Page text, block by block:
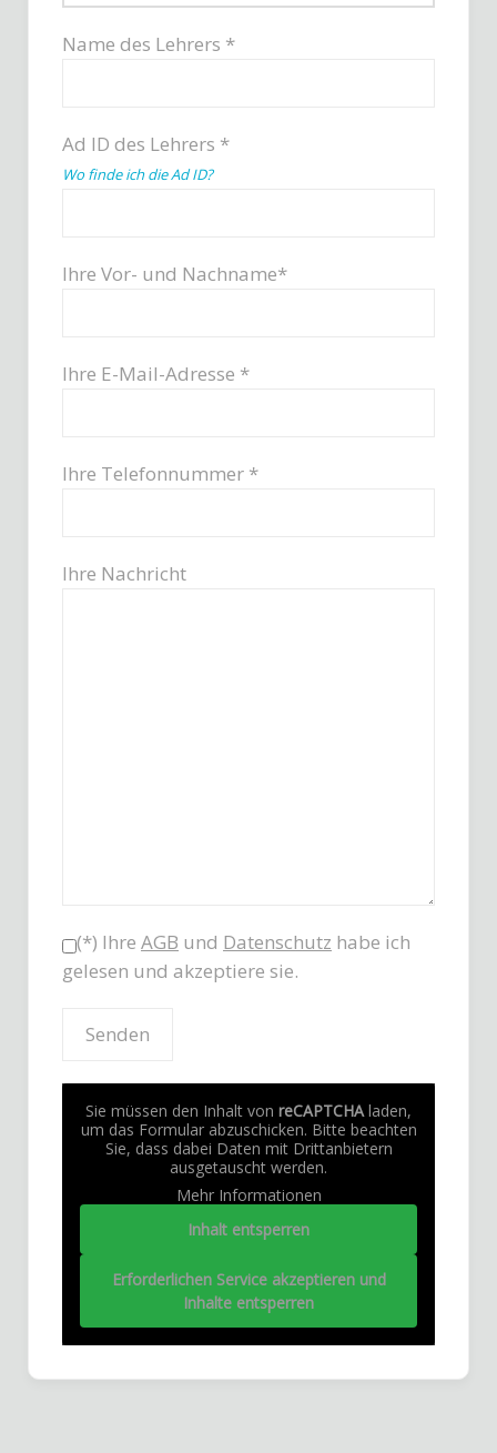
Name des Lehrers *
Ad ID des Lehrers *
Wo finde ich die Ad ID?
Ihre Vor- und Nachname*
Ihre E-Mail-Adresse *
Ihre Telefonnummer *
Ihre Nachricht
(*) Ihre AGB und Datenschutz habe ich
gelesen und akzeptiere sie.
Sie müssen den Inhalt von reCAPTCHAladen,
um das Formular abzuschicken. Bitte beachten
Sie, dass dabei Daten mit Drittanbietern
ausgetauscht werden.
Mehr Informationen
Inhalt entsperren
Erforderlichen Service akzeptieren und
Inhalte entsperren